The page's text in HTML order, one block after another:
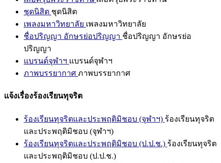
ชุดนิสิต ชุดนิสิต
เพลงมหาวิทยาลัย เพลงมหาวิทยาลัย
ชื่อปริญญา อักษรย่อปริญญา ชื่อปริญญา อักษรย่อ
ปริญญา
แบรนด์จุฬาฯ แบรนด์จุฬาฯ
ภาพบรรยากาศ ภาพบรรยากาศ
แจ้งเรื่องร้องเรียนทุจริต
ร้องเรียนทุจริตและประพฤติมิชอบ (จุฬาฯ) ร้องเรียนทุจริต
และประพฤติมิชอบ (จุฬาฯ)
ร้องเรียนทุจริตและประพฤติมิชอบ (ป.ป.ช.) ร้องเรียนทุจริต
และประพฤติมิชอบ (ป.ป.ช.)